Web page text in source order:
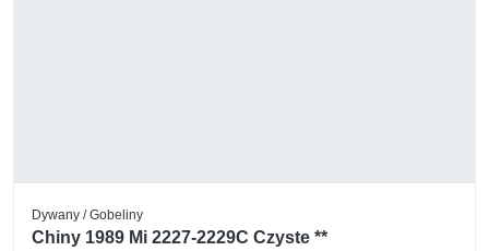
Dywany / Gobeliny
Chiny 1989 Mi 2227-2229C Czyste **